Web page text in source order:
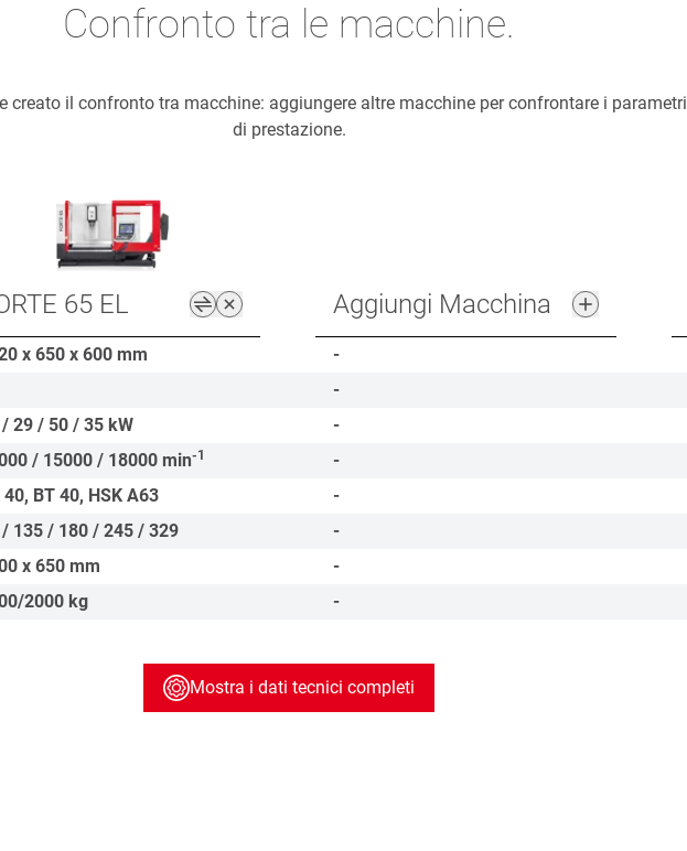
Confronto tra le macchine.
creato il confronto tra macchine: aggiungere altre macchine per confrontare i parametri
di prestazione.
65 EL Aggiungi Macchina
x 650 x 600 mm -
-
29 / 50 / 35 kW -
/ 15000 / 18000 min-1 -
40, BT 40, HSK A63 -
135 / 180 / 245 / 329 -
x 650 mm -
2000 kg -
Mostra i dati tecnici completi